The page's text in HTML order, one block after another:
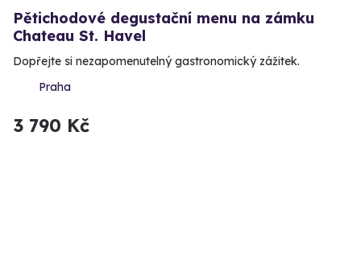
Pětichodové degustační menu na zámku
Chateau St. Havel
Dopřejte si nezapomenutelný gastronomický zážitek.
Praha
3 790 Kč